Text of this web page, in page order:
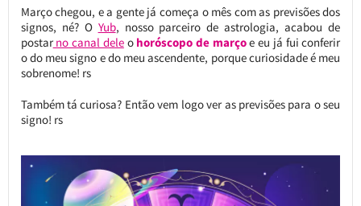
Março chegou, e a gente já começa o mês com as previsões dos
signos, né? O Yub, nosso parceiro de astrologia, acabou de
postarno canal deleohoróscopo de marçoe eu já fui conferir
o do meu signo e do meu ascendente, porque curiosidade é meu
sobrenome! rs
Também tá curiosa? Então vem logo ver as previsões para o seu
signo! rs